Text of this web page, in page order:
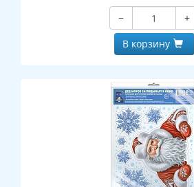
−
+
В корзину